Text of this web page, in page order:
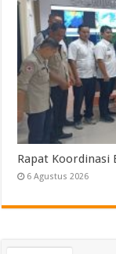
Rapat Koordinasi
6 Agustus 2026